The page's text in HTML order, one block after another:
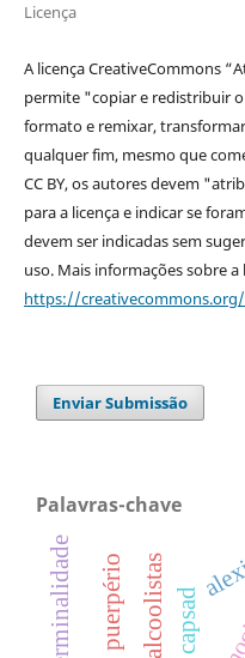
Licença
A licença CreativeCommons
permite "copiar e redistribuir
formato e remixar,
qualquer fim, mesmo que
CC BY, os autores devem
para a licença e indicar se
devem ser indicadas sem
uso. Mais informações sobre a
https://
Enviar Submissão
Palavras-chave
alcoolistas capsad
terminalidade puerpério